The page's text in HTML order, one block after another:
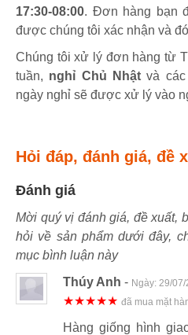
17:30-08:00. Đơn hàng bạn
được chúng tôi xác nhận và
Chúng tôi xử lý đơn hàng từ
tuần, nghỉ Chủ Nhậtvà các
ngày nghỉ sẽ được xử lý vào
Hỏi đáp, đánh giá, đề
Đánh giá
Mời quý vị đánh giá, đề xuất,
hỏi về sản phẩm dưới đây,
mục bình luận này
Thúy Anh - Ngày: 29/
★★★★★ đã mua mặt
Hàng giống hình